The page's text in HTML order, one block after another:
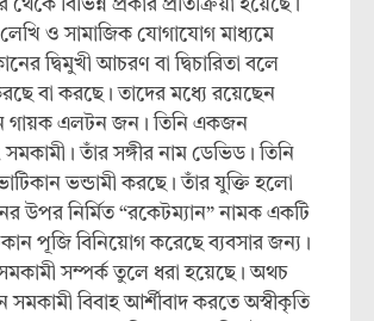
বিভিন্ন প্রকার প্রতিক্রিয়া হয়েছে।
ও সামাজিক যোগাযোগ মাধ্যমে
দ্বিমুখী আচরণ বা দ্বিচারিতা বলে
বা করছে। তাদের মধ্যে রয়েছেন
গায়ক এলটন জন। তিনি একজন
তাঁর সঙ্গীর নাম ডেভিড। তিনি
ভন্ডামী করছে। তাঁর যুক্তি হলো
উপর নির্মিত “রকেটম্যান” নামক একটি
পূজি বিনিয়োগ করেছে ব্যবসার জন্য।
সম্পর্ক তুলে ধরা হয়েছে। অথচ
সমকামী বিবাহ আর্শীবাদ করতে অস্বীকৃতি